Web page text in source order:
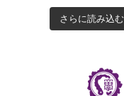
さらに読み込む